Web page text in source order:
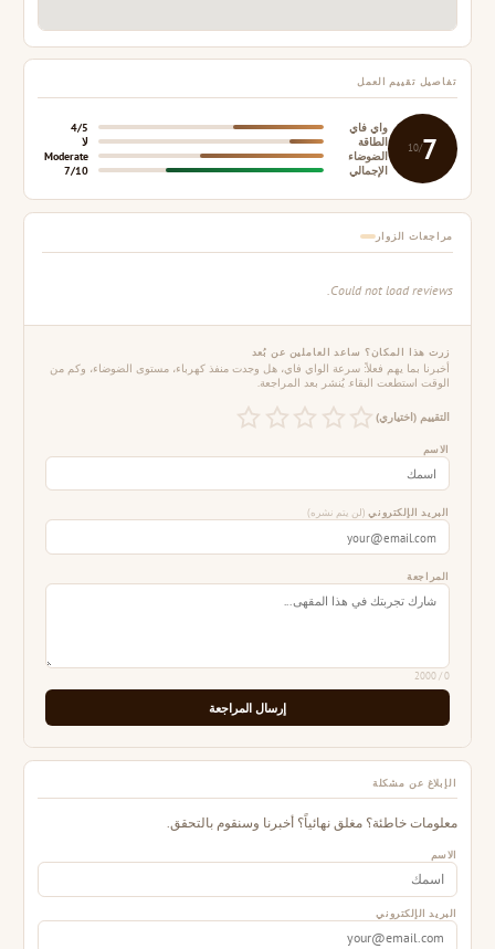
تفاصيل تقييم العمل
7
/10
واي فاي
4/5
الطاقة
لا
الضوضاء
Moderate
الإجمالي
7/10
مراجعات الزوار
Could not load reviews.
زرت هذا المكان؟ ساعد العاملين عن بُعد
أخبرنا بما يهم فعلاً: سرعة الواي فاي، هل وجدت منفذ كهرباء، مستوى الضوضاء، وكم من
الوقت استطعت البقاء. يُنشر بعد المراجعة.
التقييم (اختياري)
الاسم
البريد الإلكتروني (لن يتم نشره)
المراجعة
0
/ 2000
إرسال المراجعة
الإبلاغ عن مشكلة
معلومات خاطئة؟ مغلق نهائياً؟ أخبرنا وسنقوم بالتحقق.
الاسم
البريد الإلكتروني